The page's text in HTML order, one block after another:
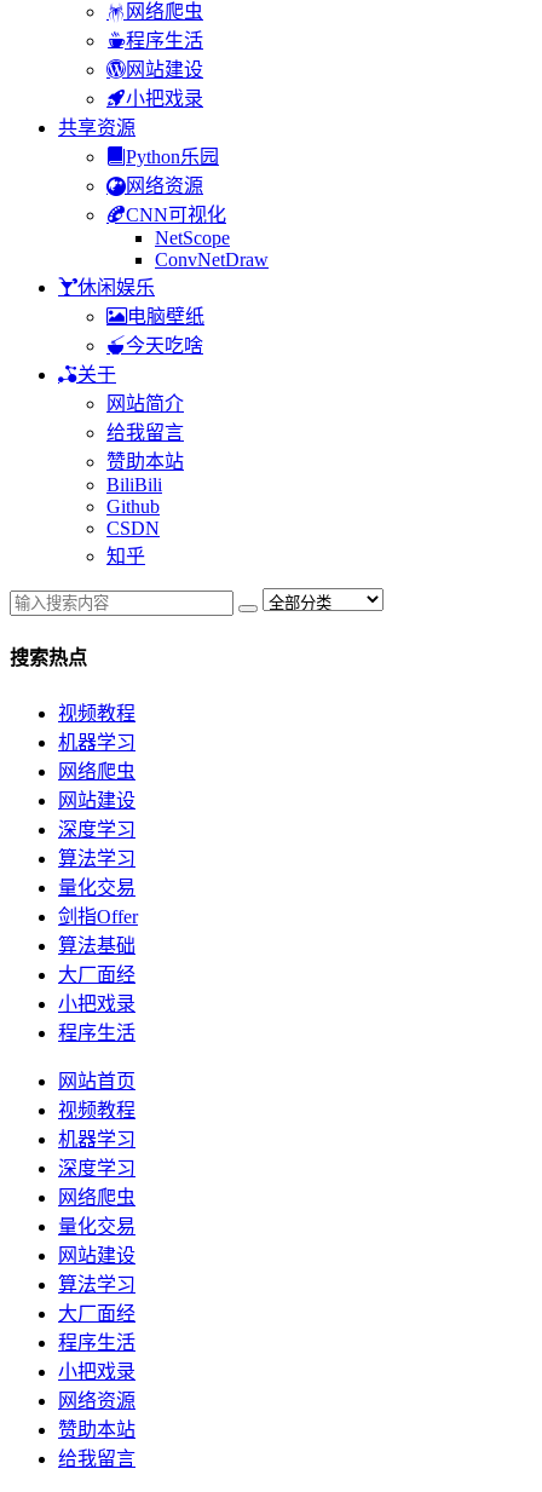
网络爬虫
程序生活
网站建设
小把戏录
共享资源
Python乐园
网络资源
CNN可视化
NetScope
ConvNetDraw
休闲娱乐
电脑壁纸
今天吃啥
关于
网站简介
给我留言
赞助本站
BiliBili
Github
CSDN
知乎
搜索热点
视频教程
机器学习
网络爬虫
网站建设
深度学习
算法学习
量化交易
剑指Offer
算法基础
大厂面经
小把戏录
程序生活
网站首页
视频教程
机器学习
深度学习
网络爬虫
量化交易
网站建设
算法学习
大厂面经
程序生活
小把戏录
网络资源
赞助本站
给我留言